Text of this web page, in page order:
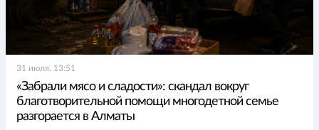
31 июля, 13:51
«Забрали мясо и сладости»: скандал вокруг
благотворительной помощи многодетной семье
разгорается в Алматы